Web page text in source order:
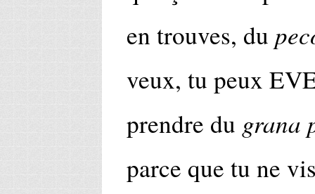
en trouves, du
veux, tu peux
prendre du grana
parce que tu ne